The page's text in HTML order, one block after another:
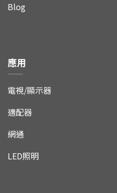
Blog
應用
電視/顯示器
適配器
網通
LED照明